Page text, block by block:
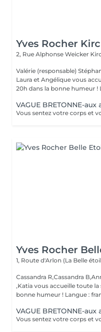
Yves Rocher
2, Rue Alphonse Weicker
Valérie (responsable)
Laura et Angélique vous
VAGUE BRETONNE-
Yves Rocher
1, Route d'Arlon (La Belle
Cassandra R,Cassandra
,Katia vous accueille toute la
bonne humeur !
VAGUE BRETONNE-